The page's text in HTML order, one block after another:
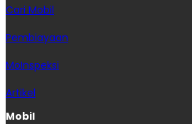
Cari Mobil
Pembiayaan
MoInspeksi
Artikel
Mobil